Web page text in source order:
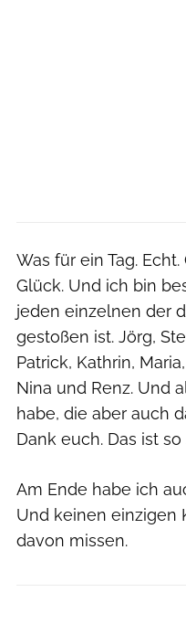
Was für ein Tag.
Glück. Und ich bin
jeden einzelnen der
gestoßen ist. Jörg,
Patrick, Kathrin,
Nina und Renz. Und
habe, die aber auch
Dank euch. Das ist
Am Ende habe ich
Und keinen einzigen
davon missen.